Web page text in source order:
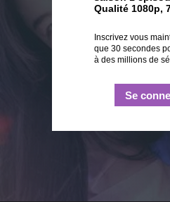
Qualité 1080p,
Inscrivez vous
que 30 secondes
à des millions de
Se